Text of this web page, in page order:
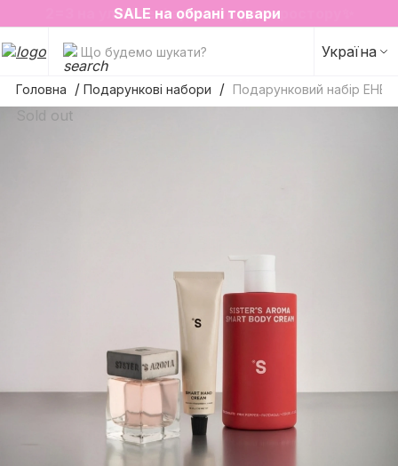
2=3 на улюблені аромати для простору✨
SALE на обрані товари
Що будемо шукати? Україна
Головна Подарункові набори Подарунковий набір
Sold out